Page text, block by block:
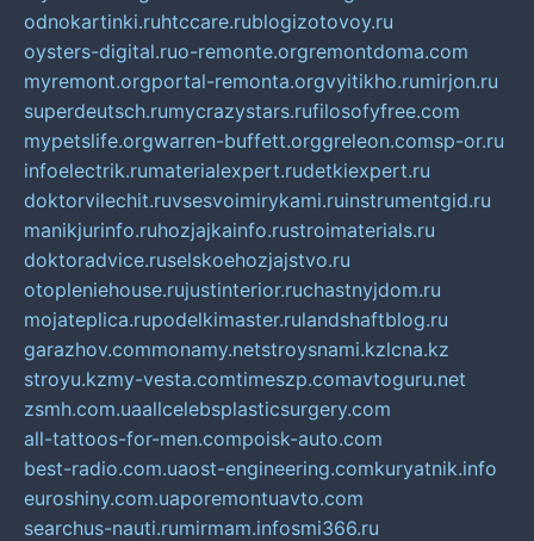
odnokartinki.ruhtccare.rublogizotovoy.ru
oysters-digital.ruo-remonte.orgremontdoma.com
myremont.orgportal-remonta.orgvyitikho.rumirjon.ru
superdeutsch.rumycrazystars.rufilosofyfree.com
mypetslife.orgwarren-buffett.orggreleon.comsp-or.ru
infoelectrik.rumaterialexpert.rudetkiexpert.ru
doktorvilechit.ruvsesvoimirykami.ruinstrumentgid.ru
manikjurinfo.ruhozjajkainfo.rustroimaterials.ru
doktoradvice.ruselskoehozjajstvo.ru
otopleniehouse.rujustinterior.ruchastnyjdom.ru
mojateplica.rupodelkimaster.rulandshaftblog.ru
garazhov.commonamy.netstroysnami.kzlcna.kz
stroyu.kzmy-vesta.comtimeszp.comavtoguru.net
zsmh.com.uaallcelebsplasticsurgery.com
all-tattoos-for-men.compoisk-auto.com
best-radio.com.uaost-engineering.comkuryatnik.info
euroshiny.com.uaporemontuavto.com
searchus-nauti.rumirmam.infosmi366.ru